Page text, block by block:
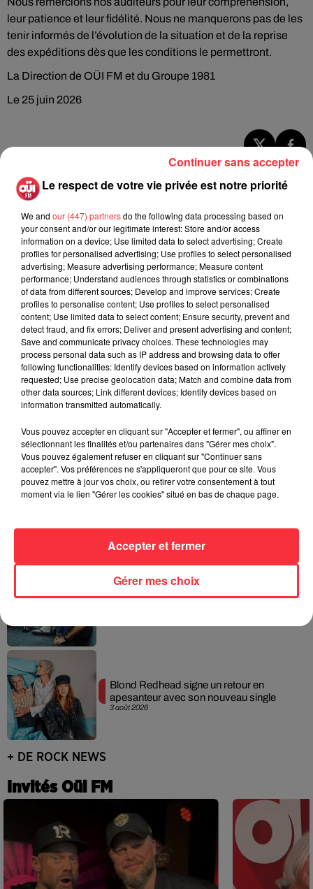
leur patience et leur fidélité. Nous ne manquerons pas de les
tenir informés de l’évolution de la situation et de la reprise
des expéditions dès que les conditions le permettront.
La Direction de OÜI FM et du Groupe 1981
Le 25 juin 2026
6 août 2026
La version réécrite de « Beautiful Day »
interprétée lors des...
6 août 2026
Weezer prépare la sortie de son nouvel
album en dévoilant une...
5 août 2026
Queens of the Stone Age lance une ligne
Linkin Park annonce son arrivée au
3 août 2026
Blond Redhead signe un retour en
apesanteur avec son nouveau single
+ DE ROCK NEWS
Invités Oüi FM
Le respect de votre vie privée est notre priorité
We and our (447) partnersdo the following data processing based on
your consent and/or our legitimate interest: Store and/or access
information on a device; Use limited data to select advertising; Create
profiles for personalised advertising; Use profiles to select personalised
advertising; Measure advertising performance; Measure content
performance; Understand audiences through statistics or combinations
of data from different sources; Develop and improve services; Create
profiles to personalise content; Use profiles to select personalised
content; Use limited data to select content; Ensure security, prevent and
detect fraud, and fix errors; Deliver and present advertising and content;
Save and communicate privacy choices. These technologies may
process personal data such as IP address and browsing data to offer
following functionalities: Identify devices based on information actively
requested; Use precise geolocation data; Match and combine data from
other data sources; Link different devices; Identify devices based on
information transmitted automatically.
Vous pouvez accepter en cliquant sur "Accepter et fermer", ou affiner en
sélectionnant les finalités et/ou partenaires dans "Gérer mes choix".
Vous pouvez également refuser en cliquant sur "Continuer sans
accepter". Vos préférences ne s'appliqueront que pour ce site. Vous
pouvez mettre à jour vos choix, ou retirer votre consentement à tout
moment via le lien "Gérer les cookies" situé en bas de chaque page.
Gérer mes choix
Accepter et fermer
Continuer sans accepter